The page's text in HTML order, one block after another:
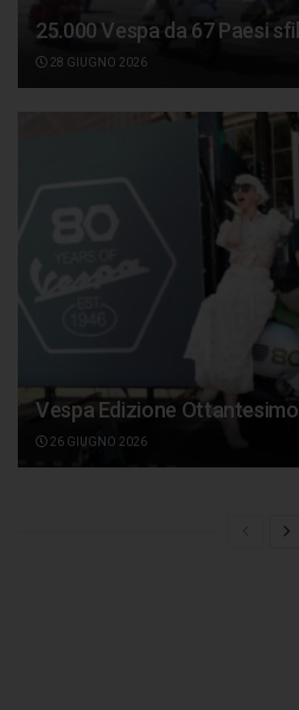
25.000 Vespa da 67 Paesi
28 GIUGNO 2026
Vespa Edizione Ottantesimo
26 GIUGNO 2026